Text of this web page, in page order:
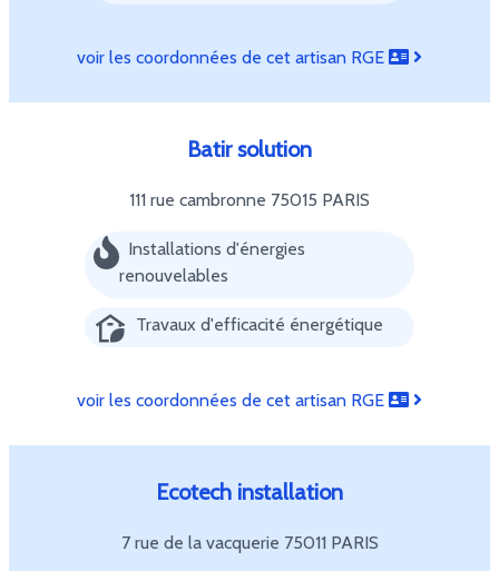
voir les coordonnées de cet artisan RGE
Batir solution
111 rue cambronne 75015 PARIS
Installations d'énergies
renouvelables
Travaux d'efficacité énergétique
voir les coordonnées de cet artisan RGE
Ecotech installation
7 rue de la vacquerie 75011 PARIS